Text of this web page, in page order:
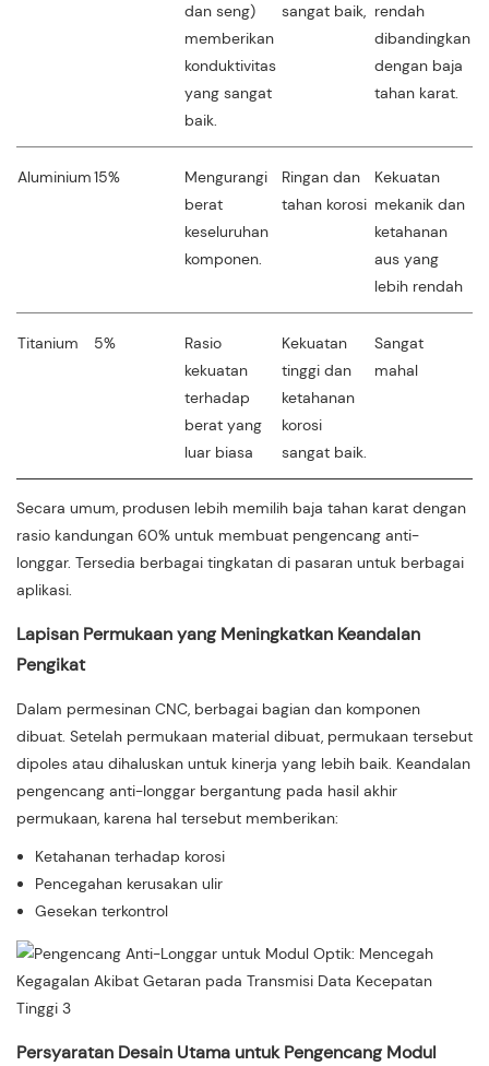
dan seng)
memberikan
konduktivitas
yang sangat
baik.
sangat baik, rendah
dibandingkan
dengan baja
tahan karat.
Aluminium15%
Mengurangi
berat
keseluruhan
komponen.
Ringan dan
tahan korosi
Kekuatan
mekanik dan
ketahanan
aus yang
lebih rendah
Titanium 5%
Rasio
kekuatan
terhadap
berat yang
luar biasa
Kekuatan
tinggi dan
ketahanan
korosi
sangat baik.
Sangat
mahal
Secara umum, produsen lebih memilih baja tahan karat dengan
rasio kandungan 60% untuk membuat pengencang anti-
longgar. Tersedia berbagai tingkatan di pasaran untuk berbagai
aplikasi.
Lapisan Permukaan yang Meningkatkan Keandalan
Pengikat
Dalam permesinan CNC, berbagai bagian dan komponen
dibuat. Setelah permukaan material dibuat, permukaan tersebut
dipoles atau dihaluskan untuk kinerja yang lebih baik. Keandalan
pengencang anti-longgar bergantung pada hasil akhir
permukaan, karena hal tersebut memberikan:
Ketahanan terhadap korosi
Pencegahan kerusakan ulir
Gesekan terkontrol
Persyaratan Desain Utama untuk Pengencang Modul